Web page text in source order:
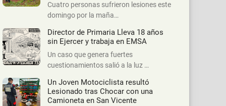
Cuatro personas sufrieron lesiones este
domingo por la maña…
Director de Primaria Lleva 18 años
sin Ejercer y trabaja en EMSA
Un caso que genera fuertes
cuestionamientos salió a la luz …
Un Joven Motociclista resultó
Lesionado tras Chocar con una
Camioneta en San Vicente